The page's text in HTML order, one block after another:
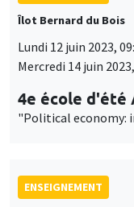
Îlot Bernard du Bois
Lundi 12 juin 2023,
Mercredi 14 juin
4e école d'été
"Political economy:
ENSEIGNEMENT